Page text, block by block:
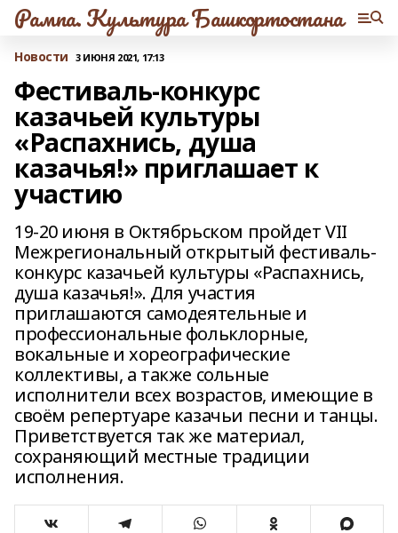
Рампа. Культура Башкортостана
Новости 3 ИЮНЯ 2021, 17:13
Фестиваль-конкурс
казачьей культуры
«Распахнись, душа
казачья!» приглашает к
участию
19-20 июня в Октябрьском пройдет VII
Межрегиональный открытый фестиваль-
конкурс казачьей культуры «Распахнись,
душа казачья!». Для участия
приглашаются самодеятельные и
профессиональные фольклорные,
вокальные и хореографические
коллективы, а также сольные
исполнители всех возрастов, имеющие в
своём репертуаре казачьи песни и танцы.
Приветствуется так же материал,
сохраняющий местные традиции
исполнения.